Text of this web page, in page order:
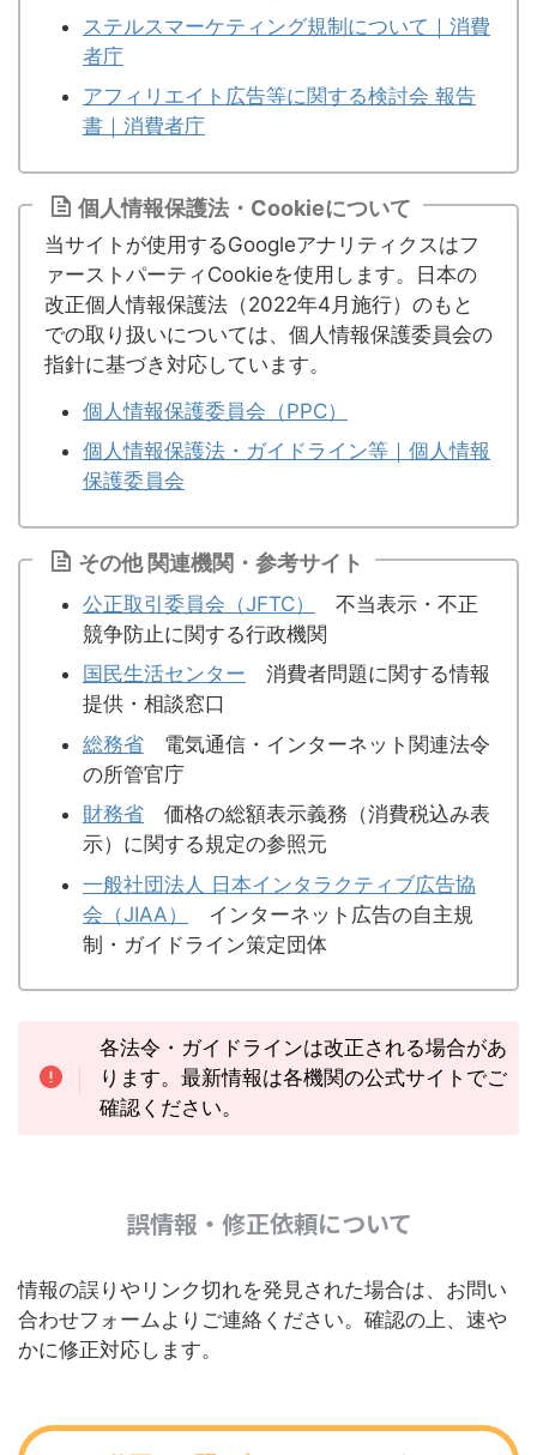
ステルスマーケティング規制について｜消費
者庁
アフィリエイト広告等に関する検討会 報告
書｜消費者庁
個人情報保護法・Cookieについて
当サイトが使用するGoogleアナリティクスはフ
ァーストパーティCookieを使用します。日本の
改正個人情報保護法（2022年4月施行）のもと
での取り扱いについては、個人情報保護委員会の
指針に基づき対応しています。
個人情報保護委員会（PPC）
個人情報保護法・ガイドライン等｜個人情報
保護委員会
その他 関連機関・参考サイト
公正取引委員会（JFTC）
不当表示・不正
競争防止に関する行政機関
国民生活センター 消費者問題に関する情報
提供・相談窓口
総務省 電気通信・インターネット関連法令
の所管官庁
財務省 価格の総額表示義務（消費税込み表
示）に関する規定の参照元
一般社団法人 日本インタラクティブ広告協
会（JIAA）
インターネット広告の自主規
制・ガイドライン策定団体
各法令・ガイドラインは改正される場合があ
ります。最新情報は各機関の公式サイトでご
確認ください。
誤情報・修正依頼について
情報の誤りやリンク切れを発見された場合は、お問い
合わせフォームよりご連絡ください。確認の上、速や
かに修正対応します。